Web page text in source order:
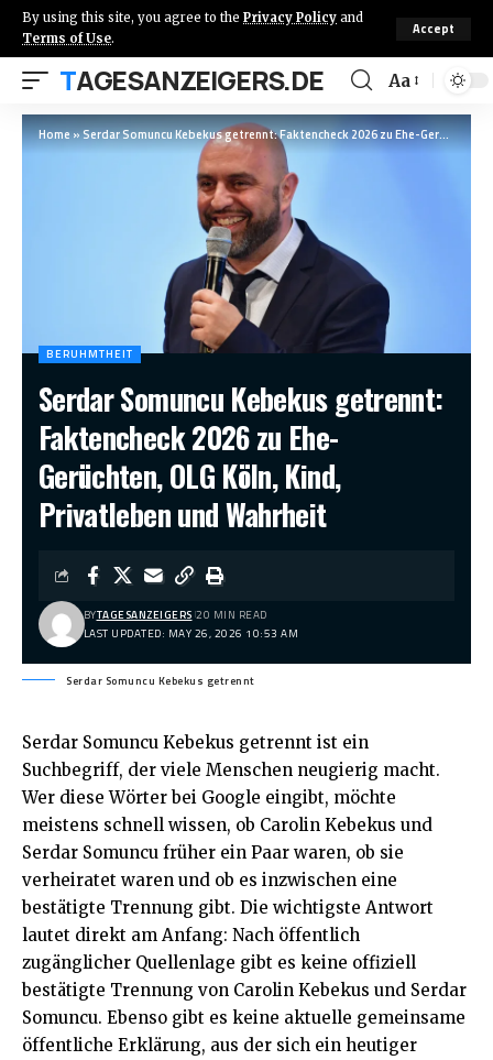
By using this site, you agree to the Privacy Policy and
Terms of Use.
Accept
TAGESANZEIGERS.DE Aa
Home»Serdar Somuncu Kebekus getrennt: Faktencheck 2026 zu Ehe-Gerüchten, OLG Köln, Kind, Privatleben und Wahrheit
BERUHMTHEIT
Serdar Somuncu Kebekus getrennt:
Faktencheck 2026 zu Ehe-
Gerüchten, OLG Köln, Kind,
Privatleben und Wahrheit
LAST UPDATED: MAY 26, 2026 10:53 AM
BYTAGESANZEIGERS 20 MIN READ
Serdar Somuncu Kebekus getrennt
Serdar Somuncu Kebekus getrennt ist ein
Suchbegriff, der viele Menschen neugierig macht.
Wer diese Wörter bei Google eingibt, möchte
meistens schnell wissen, ob Carolin Kebekus und
Serdar Somuncu früher ein Paar waren, ob sie
verheiratet waren und ob es inzwischen eine
bestätigte Trennung gibt. Die wichtigste Antwort
lautet direkt am Anfang: Nach öffentlich
zugänglicher Quellenlage gibt es keine offiziell
bestätigte Trennung von Carolin Kebekus und Serdar
Somuncu. Ebenso gibt es keine aktuelle gemeinsame
öffentliche Erklärung, aus der sich ein heutiger